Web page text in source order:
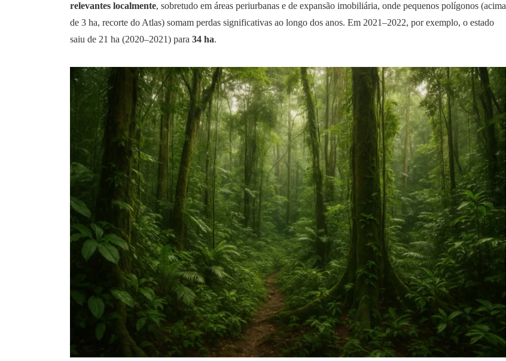
relevantes localmente, sobretudo em áreas periurbanas e de expansão imobiliária, onde pequenos polígonos (acima
de 3 ha, recorte do Atlas) somam perdas significativas ao longo dos anos. Em 2021–2022, por exemplo, o estado
saiu de 21 ha (2020–2021) para 34 ha.